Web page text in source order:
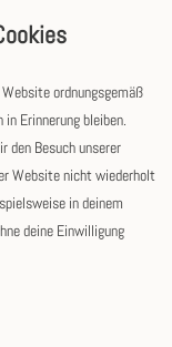
ordnungsgemäß
Erinnerung bleiben.
den Besuch unserer
Website nicht wiederholt
in deinem
deine Einwilligung